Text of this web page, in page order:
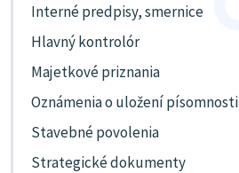
Interné predpisy, smernice
Hlavný kontrolór
Majetkové priznania
Oznámenia o uložení písomnosti
Stavebné povolenia
Strategické dokumenty